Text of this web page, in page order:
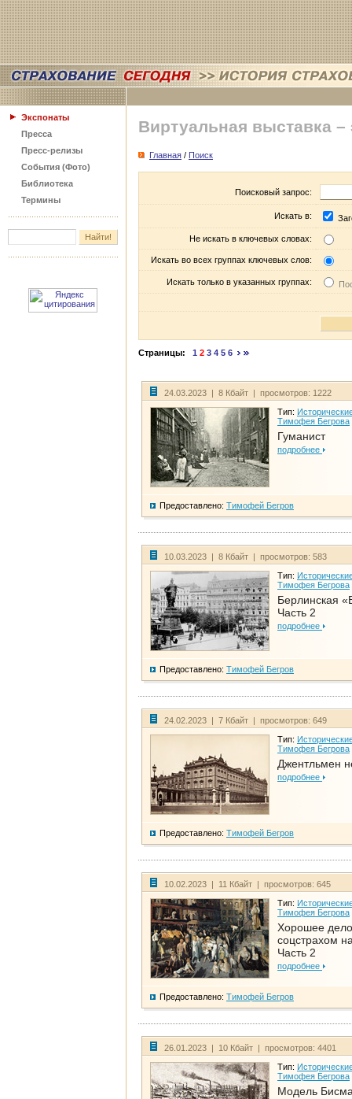
Экспонаты
Пресса
Пресс-релизы
События (Фото)
Библиотека
Термины
Виртуальная выставка –
Главная / Поиск
Поисковый запрос:
Искать в:
Не искать в ключевых словах:
Искать во всех группах ключевых слов:
Искать только в указанных группах:
Страницы: 1 2 3 4 5 6
24.03.2023 | 8 Кбайт | просмотров: 1222
Тип:
Тимофея Бегрова
Гуманист
подробнее
Предоставлено: Тимофей Бегров
10.03.2023 | 8 Кбайт | просмотров: 583
Тип:
Тимофея Бегрова
Берлинская
Часть 2
подробнее
Предоставлено: Тимофей Бегров
24.02.2023 | 7 Кбайт | просмотров: 649
Тип:
Тимофея Бегрова
Джентльмен
подробнее
Предоставлено: Тимофей Бегров
10.02.2023 | 11 Кбайт | просмотров: 645
Тип:
Тимофея Бегрова
Хорошее дело
соцстрахом
Часть 2
подробнее
Предоставлено: Тимофей Бегров
26.01.2023 | 10 Кбайт | просмотров: 4401
Тип:
Тимофея Бегрова
Модель